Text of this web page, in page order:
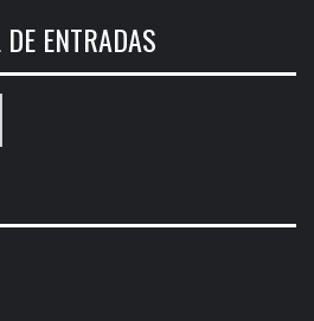
ENTRADAS